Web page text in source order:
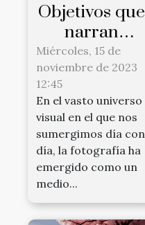
Objetivos que
narran
historias: La
magia de la
fotografía
conceptual
Miércoles, 15 de
noviembre de 2023
12:45
En el vasto universo
visual en el que nos
sumergimos día con
día, la fotografía ha
emergido como un
medio...